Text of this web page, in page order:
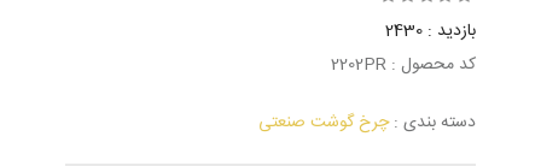
بازدید : 2430
کد محصول : 2202PR
دسته بندی :چرخ گوشت صنعتی